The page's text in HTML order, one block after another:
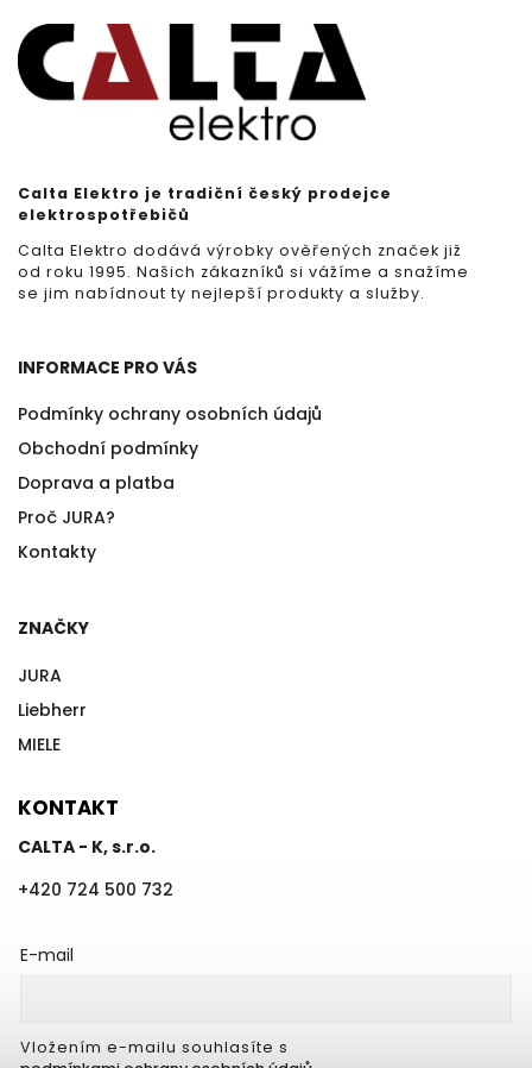
Calta Elektro je tradiční český prodejce
elektrospotřebičů
Calta Elektro dodává výrobky ověřených značek již
od roku 1995. Našich zákazníků si vážíme a snažíme
se jim nabídnout ty nejlepší produkty a služby.
INFORMACE PRO VÁS
Podmínky ochrany osobních údajů
Obchodní podmínky
Doprava a platba
Proč JURA?
Kontakty
ZNAČKY
JURA
Liebherr
MIELE
KONTAKT
CALTA - K, s.r.o.
+420 724 500 732
E-mail
Vložením e-mailu souhlasíte s